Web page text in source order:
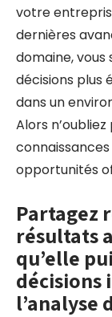
votre
dernières
domaine,
décisions plus
dans un
Alors
opportunités
Partagez
résultats
qu’elle
décisions
l’analyse